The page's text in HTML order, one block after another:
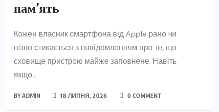
пам’ять
Кожен власник смартфона від Apple рано чи
пізно стикається з повідомленням про те, що
сховище пристрою майже заповнене. Навіть
якщо...
BYADMIN 18 ЛИПНЯ, 2026 0 COMMENT